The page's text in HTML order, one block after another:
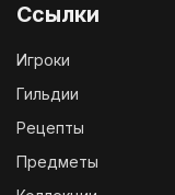
Ссылки
Игроки
Гильдии
Рецепты
Предметы